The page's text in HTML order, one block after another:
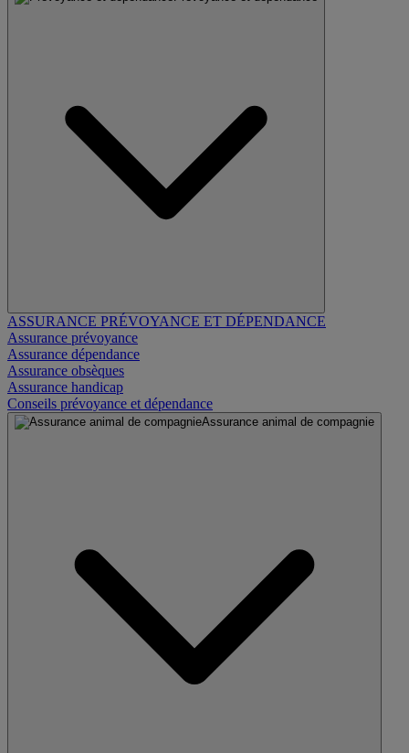
ASSURANCE PRÉVOYANCE ET DÉPENDANCE
Assurance prévoyance
Assurance dépendance
Assurance obsèques
Assurance handicap
Conseils prévoyance et dépendance
Assurance animal de compagnie